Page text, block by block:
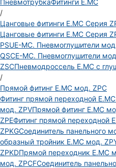
ПневмотрубкаФитинги E.MC
/
Цанговые фитинги E.MC Серия
Цанговые фитинги E.MC Серия
PSUE-MC. Пневмоглушители
QSCE-MC. Пневмоглушители
ZSCПневмодроссель E.MC с
/
Прямой фитинг E.MC мод. ZPC
Фитинг прямой переходной
мод. ZPVПрямой фитинг E.MC
ZPEФитинг прямой переходной
ZPKGСоединитель панельного
образный тройник E.MC мод.
ZPKDПрямой переходник E.MC
мод. ZPCFСоединитель